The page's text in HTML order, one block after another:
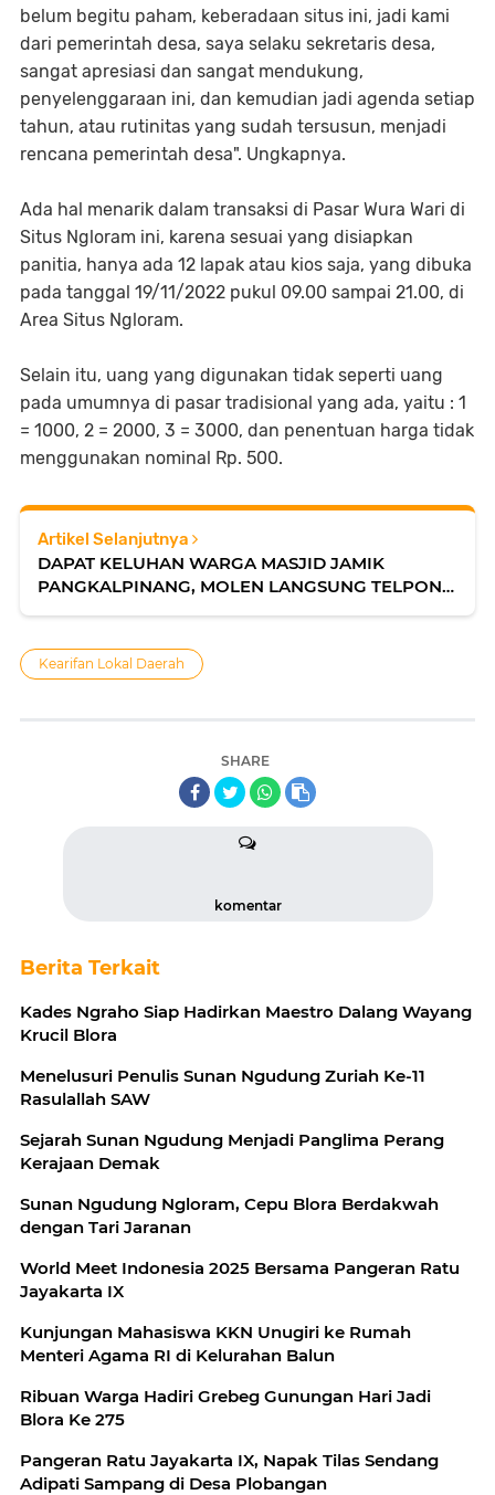
belum begitu paham, keberadaan situs ini, jadi kami
dari pemerintah desa, saya selaku sekretaris desa,
sangat apresiasi dan sangat mendukung,
penyelenggaraan ini, dan kemudian jadi agenda setiap
tahun, atau rutinitas yang sudah tersusun, menjadi
rencana pemerintah desa". Ungkapnya.
Ada hal menarik dalam transaksi di Pasar Wura Wari di
Situs Ngloram ini, karena sesuai yang disiapkan
panitia, hanya ada 12 lapak atau kios saja, yang dibuka
pada tanggal 19/11/2022 pukul 09.00 sampai 21.00, di
Area Situs Ngloram.
Selain itu, uang yang digunakan tidak seperti uang
pada umumnya di pasar tradisional yang ada, yaitu : 1
= 1000, 2 = 2000, 3 = 3000, dan penentuan harga tidak
menggunakan nominal Rp. 500.
Artikel Selanjutnya
DAPAT KELUHAN WARGA MASJID JAMIK
PANGKALPINANG, MOLEN LANGSUNG TELPON
Kearifan Lokal Daerah
SHARE
komentar
Berita Terkait
Kades Ngraho Siap Hadirkan Maestro Dalang Wayang
Krucil Blora
Menelusuri Penulis Sunan Ngudung Zuriah Ke-11
Rasulallah SAW
Sejarah Sunan Ngudung Menjadi Panglima Perang
Kerajaan Demak
Sunan Ngudung Ngloram, Cepu Blora Berdakwah
dengan Tari Jaranan
World Meet Indonesia 2025 Bersama Pangeran Ratu
Jayakarta IX
Kunjungan Mahasiswa KKN Unugiri ke Rumah
Menteri Agama RI di Kelurahan Balun
Ribuan Warga Hadiri Grebeg Gunungan Hari Jadi
Blora Ke 275
Pangeran Ratu Jayakarta IX, Napak Tilas Sendang
Adipati Sampang di Desa Plobangan